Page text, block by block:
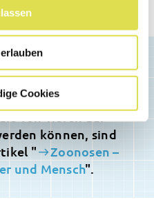
Cookies
können, sind
"
Zoonosen –
und Mensch".